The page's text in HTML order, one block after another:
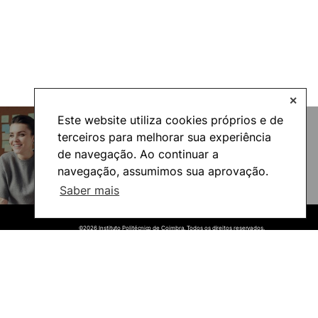
Este website utiliza cookies próprios e de
terceiros para melhorar sua experiência
de navegação. Ao continuar a
navegação, assumimos sua aprovação.
Saber mais
✕
©2026 Instituto Politécnico de Coimbra. Todos os direitos reservados.
UNIgreen- The green European
University
©2026 Instituto Politécnico de Coimbra. Todos os direitos reservados.